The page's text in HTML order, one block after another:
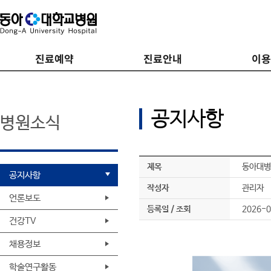
진료예약 진료안내 이
병원소식
공지사항
언론보도
건강TV
채용정보
학술연구활동
공지사항
제목 동아대
작성자 관리자
등록일 / 조회 2026-